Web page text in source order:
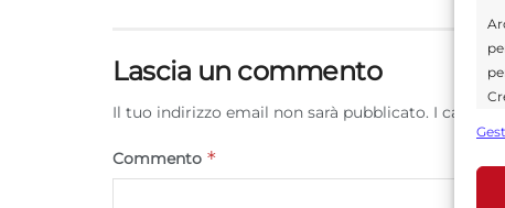
Lascia un commento
Il tuo indirizzo email non sarà pubblicato. I campi
Commento *